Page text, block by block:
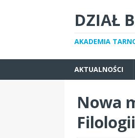
DZIAŁ
AKADEMIA
AKTUALNOŚCI
Nowa